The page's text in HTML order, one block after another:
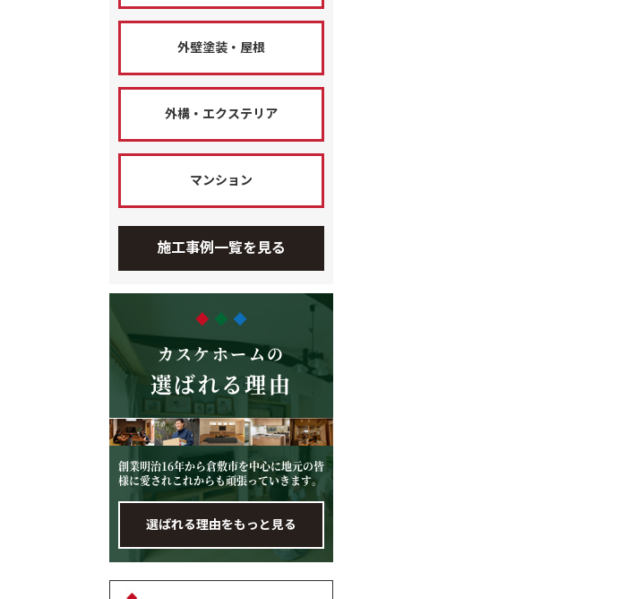
外壁塗装・屋根
外構・エクステリア
マンション
施工事例一覧を見る
カスケホームの
選ばれる理由
創業明治16年から倉敷市を中心に地元の皆
様に愛されこれからも頑張っていきます。
選ばれる理由をもっと見る